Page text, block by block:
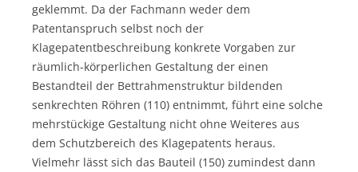
geklemmt. Da der Fachmann weder dem
Patentanspruch selbst noch der
Klagepatentbeschreibung konkrete Vorgaben zur
räumlich-körperlichen Gestaltung der einen
Bestandteil der Bettrahmenstruktur bildenden
senkrechten Röhren (110) entnimmt, führt eine solche
mehrstückige Gestaltung nicht ohne Weiteres aus
dem Schutzbereich des Klagepatents heraus.
Vielmehr lässt sich das Bauteil (150) zumindest dann